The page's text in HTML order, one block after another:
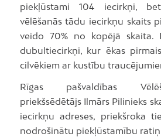
piekļūstami 104 iecirkņi,
vēlēšanās tādu iecirkņu skaits
veido 70% no kopējā skaita.
dubultiecirkņi, kur ēkas
cilvēkiem ar kustību
Rīgas pašvaldības
priekšsēdētājs Ilmārs Pilinieks
iecirkņu adreses, priekšroka
nodrošinātu piekļūstamību